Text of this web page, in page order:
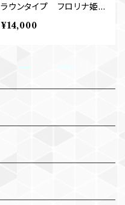
ラウンタイプ フロリナ姫・
メドーラなど
¥14,000